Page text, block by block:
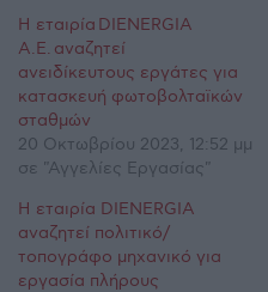
Η εταιρία DIENERGIA
A.E. αναζητεί
ανειδίκευτους εργάτες για
κατασκευή φωτοβολταϊκών
σταθμών
20 Οκτωβρίου 2023, 12:52 μμ
σε "Αγγελίες Εργασίας"
Η εταιρία DIENERGIA
αναζητεί πολιτικό/
τοπογράφο μηχανικό για
εργασία πλήρους